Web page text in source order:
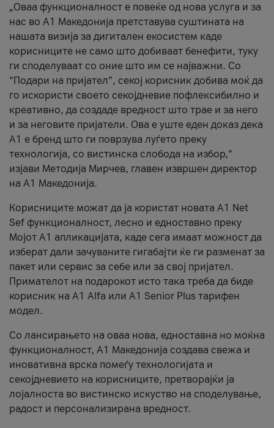
„Оваа функционалност е повеќе од нова услуга и за
нас во А1 Македонија претставува суштината на
нашата визија за дигитален екосистем каде
корисниците не само што добиваат бенефити, туку
ги споделуваат со оние што им се најважни. Со
“Подари на пријател”, секој корисник добива моќ да
го искористи своето секојдневие пофлексибилно и
креативно, да создаде вредност што трае и за него
и за неговите пријатели. Ова е уште еден доказ дека
А1 е бренд што ги поврзува луѓето преку
технологија, со вистинска слобода на избор,“
изјави Методија Мирчев, главен извршен директор
на А1 Македонија.
Корисниците можат да ја користат новата А1 Net
Sef функционалност, лесно и едноставно преку
Мојот А1 апликацијата, каде сега имаат можност да
изберат дали зачуваните гигабајти ќе ги разменат за
пакет или сервис за себе или за свој пријател.
Примателот на подарокот исто така треба да биде
корисник на А1 Alfa или A1 Senior Plus тарифен
модел.
Со лансирањето на оваа нова, едноставна но моќна
функционалност, А1 Македонија создава свежа и
иновативна врска помеѓу технологијата и
секојдневието на корисниците, претворајќи ја
лојалноста во вистинско искуство на споделување,
радост и персонализирана вредност.